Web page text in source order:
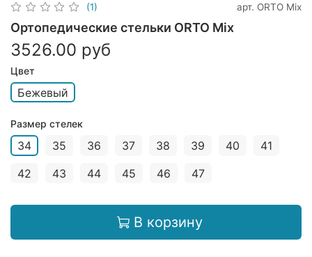
(1) арт. ORTO Mix
Ортопедические стельки ORTO Mix
3526.00 руб
Цвет
Бежевый
Размер стелек
34 35 36 37 38 39 40
41
42
43 44 45 46 47
В корзину